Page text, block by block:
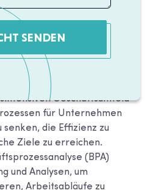
SENDEN
Geschäftsumfeld
für Unternehmen
senken, die Effizienz zu
Ziele zu erreichen.
(BPA)
und Analysen, um
Arbeitsabläufe zu